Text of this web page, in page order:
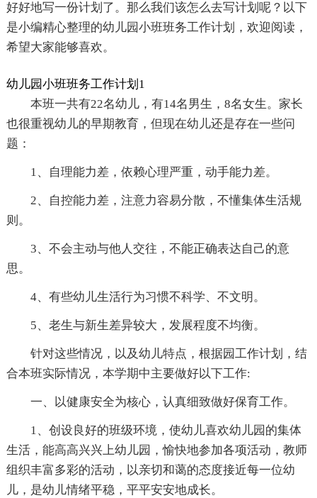
好好地写一份计划了。那么我们该怎么去写计划呢？以下
是小编精心整理的幼儿园小班班务工作计划，欢迎阅读，
希望大家能够喜欢。
幼儿园小班班务工作计划1
本班一共有22名幼儿，有14名男生，8名女生。家长
也很重视幼儿的早期教育，但现在幼儿还是存在一些问
题：
1、自理能力差，依赖心理严重，动手能力差。
2、自控能力差，注意力容易分散，不懂集体生活规
则。
3、不会主动与他人交往，不能正确表达自己的意
思。
4、有些幼儿生活行为习惯不科学、不文明。
5、老生与新生差异较大，发展程度不均衡。
针对这些情况，以及幼儿特点，根据园工作计划，结
合本班实际情况，本学期中主要做好以下工作:
一、以健康安全为核心，认真细致做好保育工作。
1、创设良好的班级环境，使幼儿喜欢幼儿园的集体
生活，能高高兴兴上幼儿园，愉快地参加各项活动，教师
组织丰富多彩的活动，以亲切和蔼的态度接近每一位幼
儿，是幼儿情绪平稳，平平安安地成长。